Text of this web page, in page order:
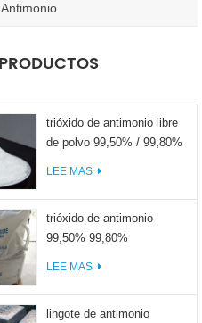
trióxido de antimonio libre
de polvo 99,50% / 99,80%
LEE MAS
trióxido de antimonio
99,50% 99,80%
LEE MAS
lingote de antimonio